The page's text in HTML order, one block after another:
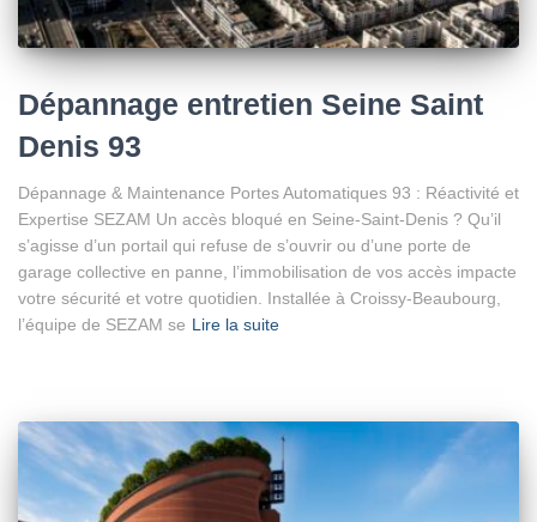
Dépannage entretien Seine Saint
Denis 93
Dépannage & Maintenance Portes Automatiques 93 : Réactivité et
Expertise SEZAM Un accès bloqué en Seine-Saint-Denis ? Qu’il
s’agisse d’un portail qui refuse de s’ouvrir ou d’une porte de
garage collective en panne, l’immobilisation de vos accès impacte
votre sécurité et votre quotidien. Installée à Croissy-Beaubourg,
l’équipe de SEZAM se Lire la suite